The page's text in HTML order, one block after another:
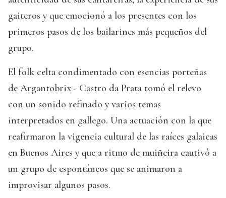
gaiteros y que emocionó a los presentes con los
primeros pasos de los bailarines más pequeños del
grupo.
El folk celta condimentado con esencias porteñas
de Argantobrix - Castro da Prata tomó el relevo
con un sonido refinado y varios temas
interpretados en gallego. Una actuación con la que
reafirmaron la vigencia cultural de las raíces galaicas
en Buenos Aires y que a ritmo de muiñeira cautivó a
un grupo de espontáneos que se animaron a
improvisar algunos pasos.